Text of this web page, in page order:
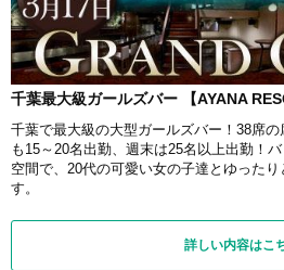
千葉最大級ガールズバー 【AYANA
千葉で最大級の大型ガールズバー！38席
も15～20名出勤、週末は25名以上出勤！
空間で、20代の可愛い女の子達とゆった
す。
詳しい内容はこ